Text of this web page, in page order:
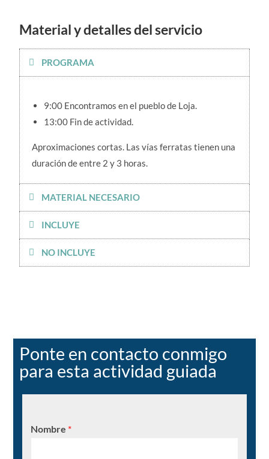
Material y detalles del servicio
PROGRAMA
9:00 Encontramos en el pueblo de Loja.
13:00 Fin de actividad.
Aproximaciones cortas. Las vías ferratas tienen una
duración de entre 2 y 3 horas.
MATERIAL NECESARIO
INCLUYE
NO INCLUYE
Ponte en contacto conmigo
para esta actividad guiada
Nombre *